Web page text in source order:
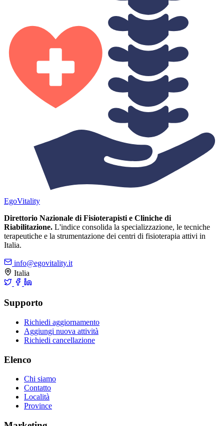
EgoVitality
Direttorio Nazionale di Fisioterapisti e Cliniche di
Riabilitazione. L'indice consolida la specializzazione, le tecniche
terapeutiche e la strumentazione dei centri di fisioterapia attivi in
Italia.
info@egovitality.it
Italia
Supporto
Richiedi aggiornamento
Aggiungi nuova attività
Richiedi cancellazione
Elenco
Chi siamo
Contatto
Località
Province